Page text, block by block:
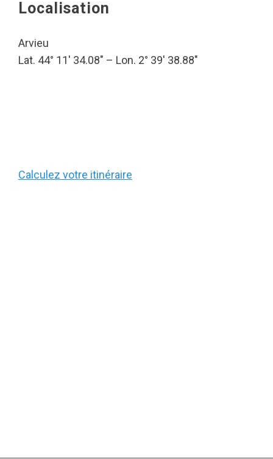
Localisation
Arvieu
Lat. 44° 11′ 34.08″ – Lon. 2° 39′ 38.88″
Calculez votre itinéraire